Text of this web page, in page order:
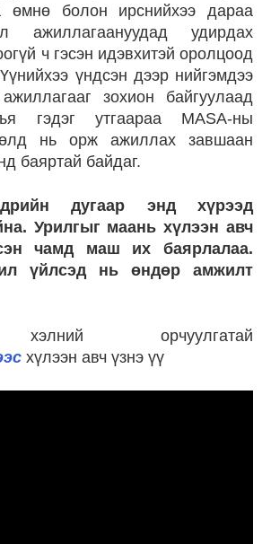
өмнө болон ирснийхээ дараа
ажиллагаануудад удирдах
ч гэсэн идэвхитэй оролцоод
үндсэн дээр нийгэмдээ
зохион байгуулаад
гэдэг утгаараа MASA-ны
нь орж ажиллах завшаан
баяртай байдаг.
дугаар энд хүрээд
Урилгыг маань хүлээн авч
чамд маш их баярлалаа.
үйлсэд нь өндөр амжилт
орчуулгатай
хүлээн авч үзнэ үү